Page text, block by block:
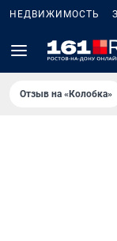
НЕДВИЖИМОСТЬ
Отзыв на «Колобка»